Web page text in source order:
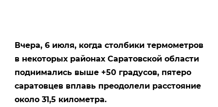
Вчера, 6 июля, когда столбики термометров
в некоторых районах Саратовской области
поднимались выше +50 градусов, пятеро
саратовцев вплавь преодолели расстояние
около 31,5 километра.